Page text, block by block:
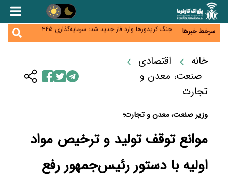
سرخط خبرها
زائران اربعین نگران ارز باقی‌مانده نباشند؛ خرید دینار در
جنگ کریدورها وارد فاز جدید شد؛ سرمایه‌گذاری ۳۴۵
میلیارد دلاری اوراسیا تا ۲۰۳۵
جدید سیاست‌های مالیاتی در حمایت از تولید
معمای تأمین ۸۰ همت معوقات بازنشستگان؛ بانک رفاه
وارد میدان شد
خانه
اقتصادی
صنعت، معدن و
تجارت
وزیر صنعت، معدن و تجارت؛
موانع توقف تولید و ترخیص مواد
اولیه با دستور رئیس‌جمهور رفع